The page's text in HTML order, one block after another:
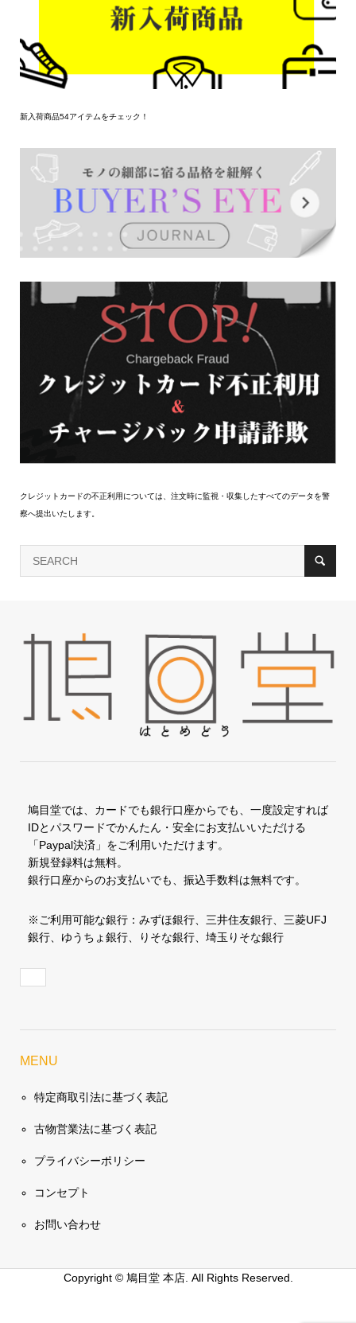
新入荷商品54アイテムをチェック！
クレジットカードの不正利用については、注文時に監視・収集したすべてのデータを警
察へ提出いたします。
鳩目堂では、カードでも銀行口座からでも、一度設定すれば
IDとパスワードでかんたん・安全にお支払いいただける
「Paypal決済」をご利用いただけます。
新規登録料は無料。
銀行口座からのお支払いでも、振込手数料は無料です。
※ご利用可能な銀行：みずほ銀行、三井住友銀行、三菱UFJ
銀行、ゆうちょ銀行、りそな銀行、埼玉りそな銀行
MENU
特定商取引法に基づく表記
古物営業法に基づく表記
プライバシーポリシー
コンセプト
お問い合わせ
Copyright ©鳩目堂 本店. All Rights Reserved.